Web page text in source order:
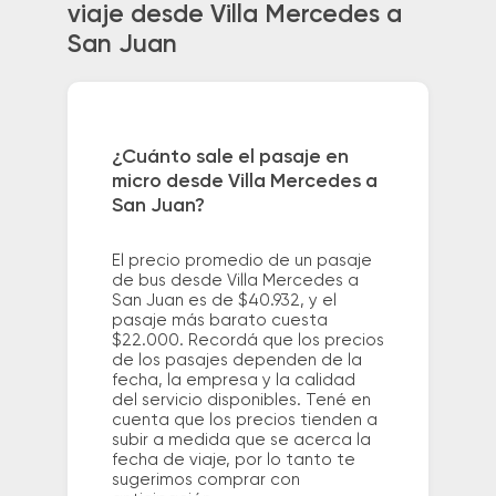
viaje desde Villa Mercedes a
San Juan
¿Cuánto sale el pasaje en
micro desde Villa Mercedes a
San Juan?
El precio promedio de un pasaje
de bus desde Villa Mercedes a
San Juan es de $40.932, y el
pasaje más barato cuesta
$22.000. Recordá que los precios
de los pasajes dependen de la
fecha, la empresa y la calidad
del servicio disponibles. Tené en
cuenta que los precios tienden a
subir a medida que se acerca la
fecha de viaje, por lo tanto te
sugerimos comprar con